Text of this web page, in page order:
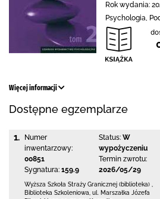
Rok wydania:
Psychologia,
Więcej informacji
Dostępne egzemplarze
1.
Numer
inwentarzowy:
00851
Sygnatura: 159.9
Status: W
wypożyczeniu
Termin zwrotu:
2026/05/29
Wyższa Szkoła Straży Granicznej (biblioteka)
Biblioteka Szkoleniowa, ul. Marszałka Józefa